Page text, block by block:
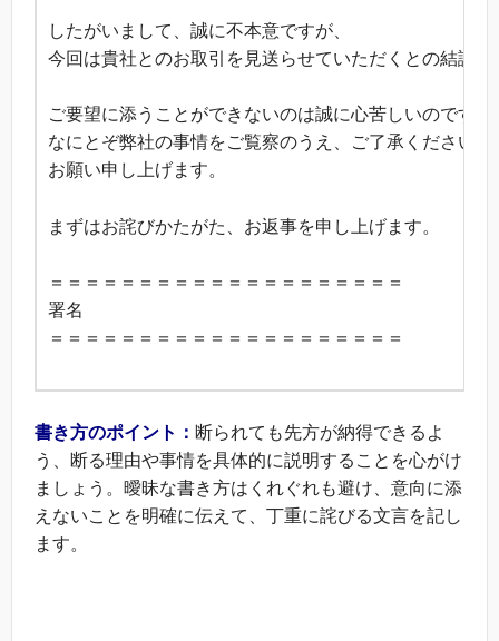
したがいまして、誠に不本意ですが、
今回は貴社とのお取引を見送らせていただくとの結論に
ご要望に添うことができないのは誠に心苦しいのですが
なにとぞ弊社の事情をご覧察のうえ、ご了承くださいま
お願い申し上げます。
まずはお詫びかたがた、お返事を申し上げます。
＝＝＝＝＝＝＝＝＝＝＝＝＝＝＝＝＝＝＝＝
署名
＝＝＝＝＝＝＝＝＝＝＝＝＝＝＝＝＝＝＝＝
書き方のポイント： 断られても先方が納得できるよ
う、断る理由や事情を具体的に説明することを心がけ
ましょう。曖昧な書き方はくれぐれも避け、意向に添
えないことを明確に伝えて、丁重に詫びる文言を記し
ます。